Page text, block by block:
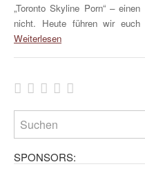
„Toronto Skyline Porn“ –
nicht. Heute führen wir
Weiterlesen
SPONSORS: